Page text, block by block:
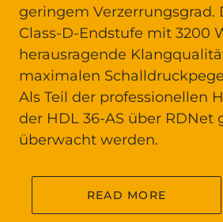
geringem Verzerrungsgrad.
Class-D-Endstufe mit 3200
herausragende
maximalen
Als Teil der professionellen
der HDL 36-AS über RDNet
überwacht werden.
READ MORE